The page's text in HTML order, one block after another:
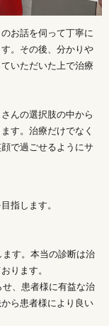
お話を伺って丁寧に
。その後、分かりや
いただいた上で治療
んの選択肢の中から
す。治療だけでなく
で過ごせるようにサ
指します。
す。本当の診断は治
ります。
、患者様に有益な治
ら患者様により良い